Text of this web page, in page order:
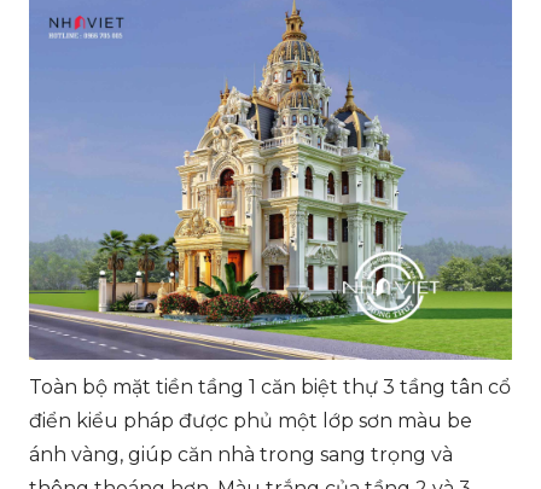
Toàn bộ mặt tiền tầng 1 căn biệt thự 3 tầng tân cổ
điển kiểu pháp được phủ một lớp sơn màu be
ánh vàng, giúp căn nhà trong sang trọng và